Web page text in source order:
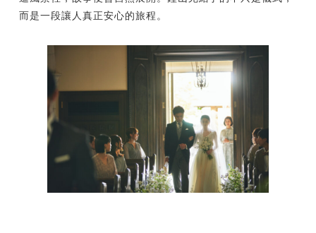
而是一段讓人真正安心的旅程。